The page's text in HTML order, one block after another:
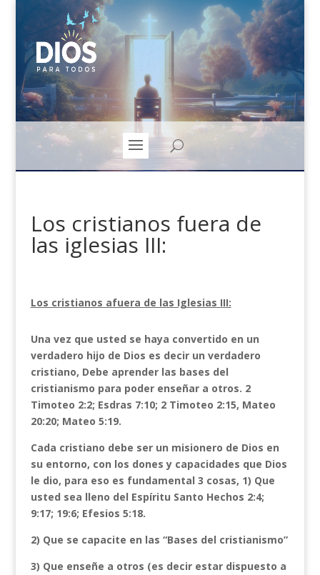
Los cristianos fuera de
las iglesias III:
Los cristianos afuera de las Iglesias III:
Una vez que usted se haya convertido en un
verdadero hijo de Dios es decir un verdadero
cristiano, Debe aprender las bases del
cristianismo para poder enseñar a otros. 2
Timoteo 2:2; Esdras 7:10; 2 Timoteo 2:15, Mateo
20:20; Mateo 5:19.
Cada cristiano debe ser un misionero de Dios en
su entorno, con los dones y capacidades que Dios
le dio, para eso es fundamental 3 cosas, 1) Que
usted sea lleno del Espíritu Santo Hechos 2:4;
9:17; 19:6; Efesios 5:18.
2) Que se capacite en las “Bases del cristianismo”
3) Que enseñe a otros (es decir estar dispuesto a